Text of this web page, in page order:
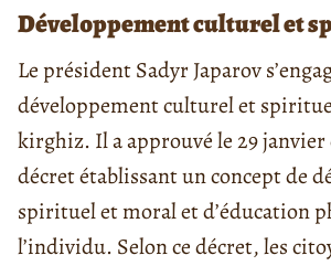
Développement culturel et
Le président Sadyr Japarov
développement culturel et
kirghiz. Il a approuvé le 29
décret établissant un concept de
spirituel et moral et d’éducation
l’individu. Selon ce décret, les